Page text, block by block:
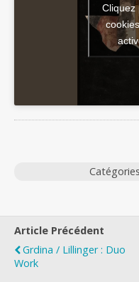
Cliquez
Article Précédent
Grdina / Lillinger : Duo
Work